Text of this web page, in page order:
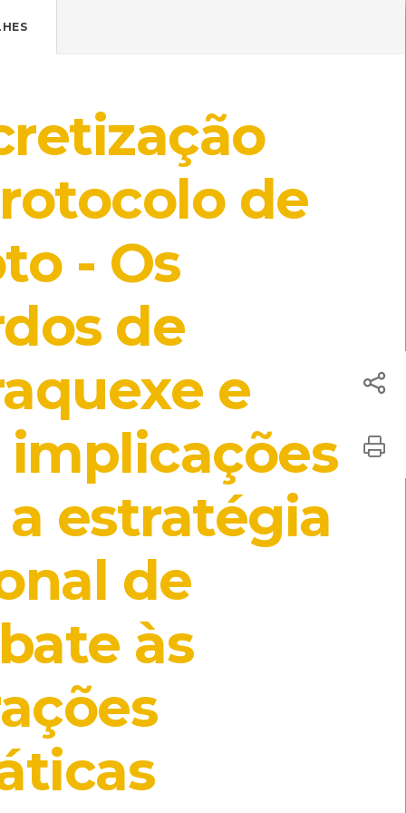
18º
Local: Centro de recursos CMIA
de Estado do Ambiente e Recusos Naturais,
do Território, Direcção Geral dos Recursos Naturais,
da Humanidade - Congelamento
CMIA
climáticas
de recursos CMIA ISBN: 978-989-702-668-3
de
- Os
de
e
implicações
a estratégia
de
às